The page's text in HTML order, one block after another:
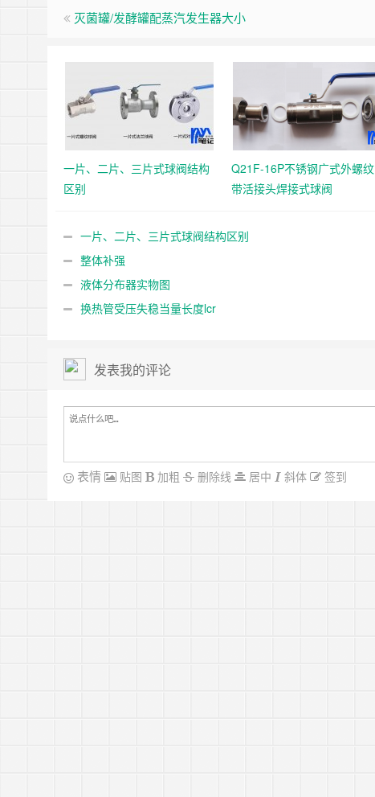
灭菌罐/发酵罐配蒸汽发生器大小
一片、二片、三片式球阀结构
区别
Q21F-16P不锈钢广式外螺纹
带活接头焊接式球阀
一片、二片、三片式球阀结构区别
整体补强
液体分布器实物图
换热管受压失稳当量长度lcr
发表我的评论
表情 贴图 加粗 删除线 居中 斜体 签到